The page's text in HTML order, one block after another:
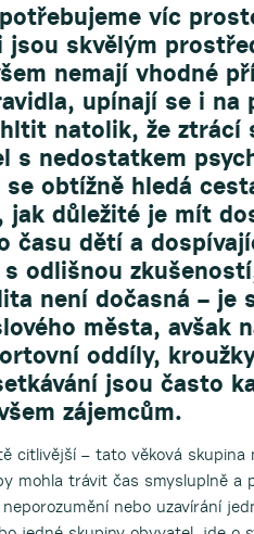
víc
skvělým
nemají vhodné
upínají se i
natolik, že
s nedostatkem
obtížně hledá
jak důležité je mít
času dětí a
odlišnou
není dočasná – je
města, avšak
oddíly,
jsou často
zájemcům.
citlivější – tato věková
mohla trávit čas smysluplně a
nebo uzavírání